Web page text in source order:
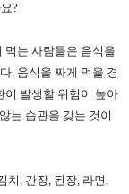
?
먹는 사람들은 음식을
. 음식을 짜게 먹을 경
이 발생할 위험이 높아
는 습관을 갖는 것이
치, 간장, 된장, 라면,